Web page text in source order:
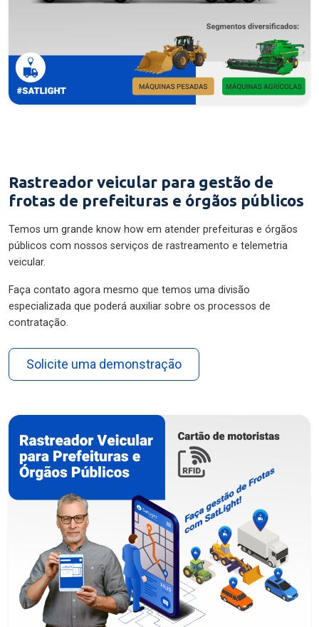
Rastreador veicular para gestão de
frotas de prefeituras e órgãos públicos
Temos um grande know how em atender prefeituras e órgãos
públicos com nossos serviços de rastreamento e telemetria
veicular.
Faça contato agora mesmo que temos uma divisão
especializada que poderá auxiliar sobre os processos de
contratação.
Solicite uma demonstração